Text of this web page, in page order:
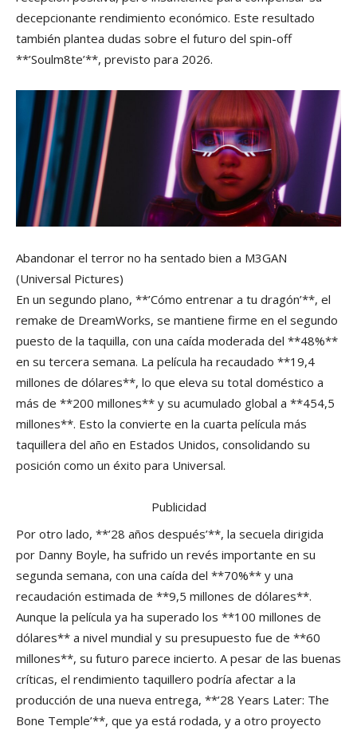
decepcionante rendimiento económico. Este resultado
también plantea dudas sobre el futuro del spin-off
**’Soulm8te’**, previsto para 2026.
Abandonar el terror no ha sentado bien a M3GAN
(Universal Pictures)
En un segundo plano, **’Cómo entrenar a tu dragón’**, el
remake de DreamWorks, se mantiene firme en el segundo
puesto de la taquilla, con una caída moderada del **48%**
en su tercera semana. La película ha recaudado **19,4
millones de dólares**, lo que eleva su total doméstico a
más de **200 millones** y su acumulado global a **454,5
millones**. Esto la convierte en la cuarta película más
taquillera del año en Estados Unidos, consolidando su
posición como un éxito para Universal.
Publicidad
Por otro lado, **’28 años después’**, la secuela dirigida
por Danny Boyle, ha sufrido un revés importante en su
segunda semana, con una caída del **70%** y una
recaudación estimada de **9,5 millones de dólares**.
Aunque la película ya ha superado los **100 millones de
dólares** a nivel mundial y su presupuesto fue de **60
millones**, su futuro parece incierto. A pesar de las buenas
críticas, el rendimiento taquillero podría afectar a la
producción de una nueva entrega, **’28 Years Later: The
Bone Temple’**, que ya está rodada, y a otro proyecto